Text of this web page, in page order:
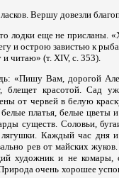
Вершу довезли
еще не присланы.
и острою завистью к
читаю» (т. XIV, с. 353).
«Пишу Вам, дорогой
блещет красотой. Сад
от червей в белую
платья, белые цветы
существ. Соловьи,
Каждый час дня
рев от майских
художник и не комары,
очень хорошее